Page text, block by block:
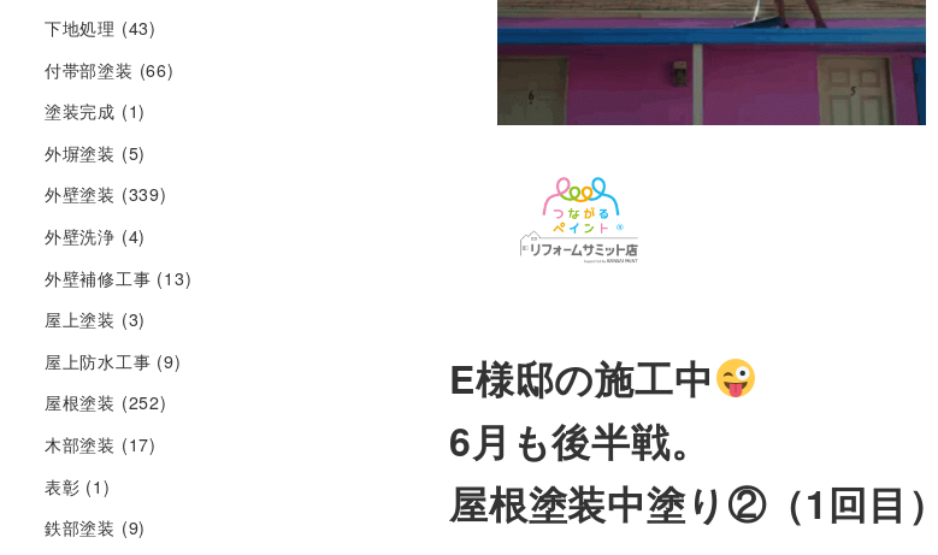
E様邸の施工中
6月も後半戦。
屋根塗装中塗り②（1回目）
下地処理 (43)
付帯部塗装 (66)
塗装完成 (1)
外塀塗装 (5)
外壁塗装 (339)
外壁洗浄 (4)
外壁補修工事 (13)
屋上塗装 (3)
屋上防水工事 (9)
屋根塗装 (252)
木部塗装 (17)
表彰 (1)
鉄部塗装 (9)